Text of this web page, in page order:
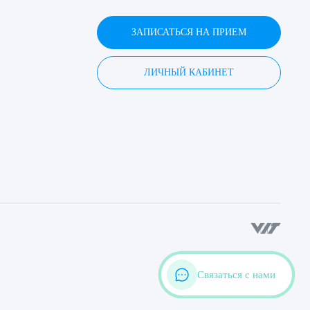
ЗАПИСАТЬСЯ НА ПРИЕМ
ЛИЧНЫЙ КАБИНЕТ
Связаться с нами